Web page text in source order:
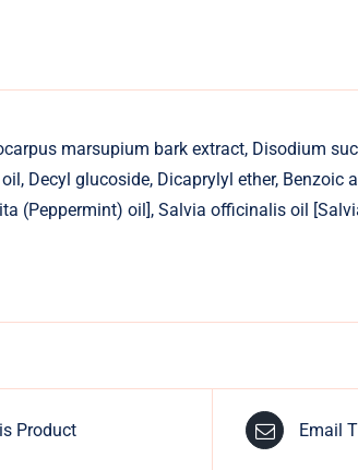
marsupium bark extract, Disodium
Decyl glucoside, Dicaprylyl ether, Benzoic
(Peppermint) oil], Salvia officinalis oil
Product Email